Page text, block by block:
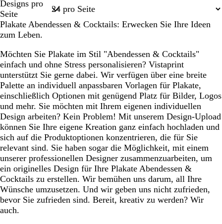
ß
k
l
b
a
u
Designs pro
Seite
Plakate Abendessen & Cocktails: Erwecken Sie Ihre Ideen
zum Leben.
Möchten Sie Plakate im Stil "Abendessen & Cocktails"
einfach und ohne Stress personalisieren? Vistaprint
unterstützt Sie gerne dabei. Wir verfügen über eine breite
Palette an individuell anpassbaren Vorlagen für Plakate,
einschließlich Optionen mit genügend Platz für Bilder, Logos
und mehr. Sie möchten mit Ihrem eigenen individuellen
Design arbeiten? Kein Problem! Mit unserem Design-Upload
können Sie Ihre eigene Kreation ganz einfach hochladen und
sich auf die Produktoptionen konzentrieren, die für Sie
relevant sind. Sie haben sogar die Möglichkeit, mit einem
unserer professionellen Designer zusammenzuarbeiten, um
ein originelles Design für Ihre Plakate Abendessen &
Cocktails zu erstellen. Wir bemühen uns darum, all Ihre
Wünsche umzusetzen. Und wir geben uns nicht zufrieden,
bevor Sie zufrieden sind. Bereit, kreativ zu werden? Wir
auch.